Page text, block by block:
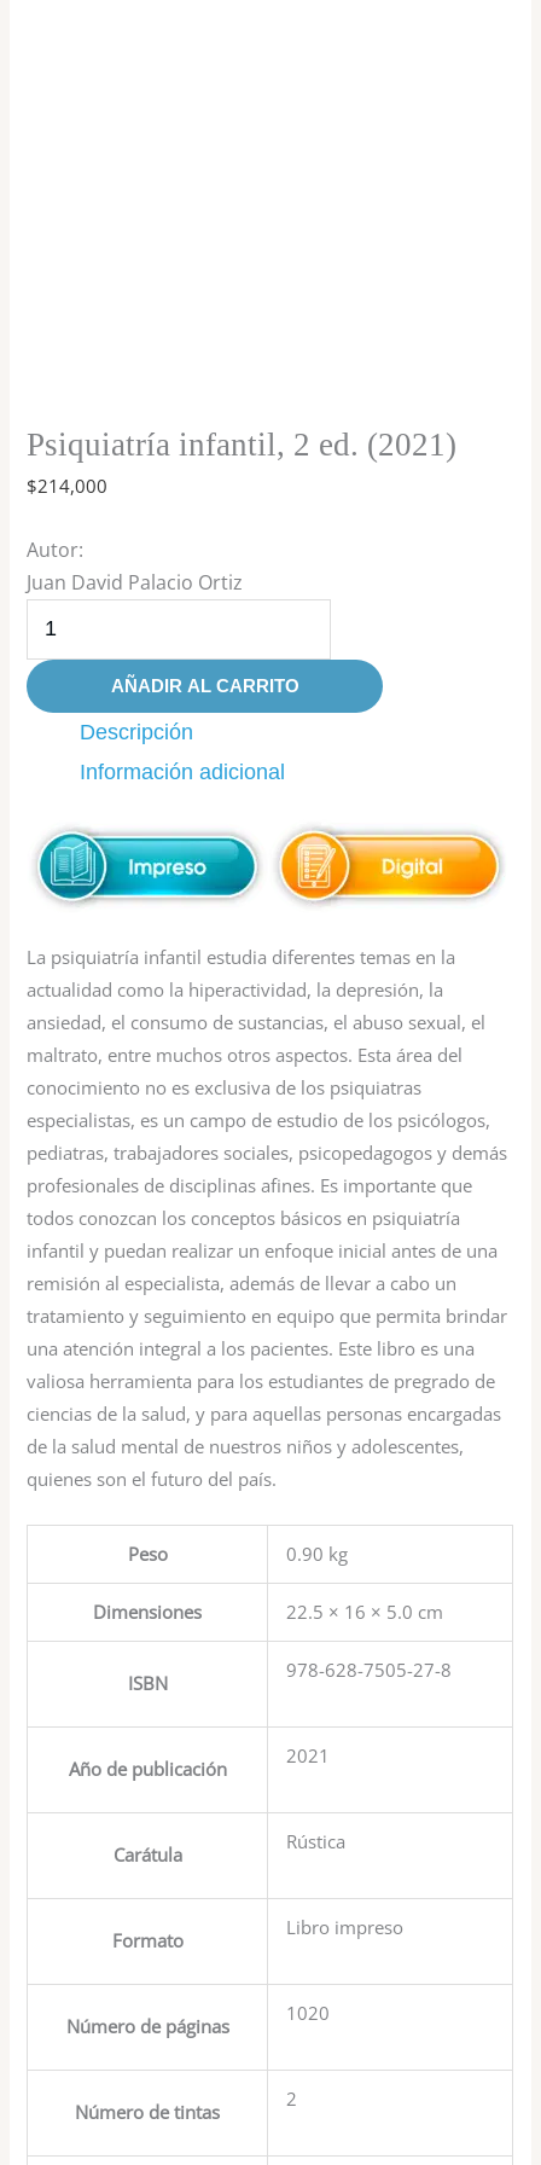
Psiquiatría infantil, 2 ed. (2021)
$214,000
Autor:
Juan David Palacio Ortiz
AÑADIR AL CARRITO
Descripción
Información adicional
La psiquiatría infantil estudia diferentes temas en la
actualidad como la hiperactividad, la depresión, la
ansiedad, el consumo de sustancias, el abuso sexual, el
maltrato, entre muchos otros aspectos. Esta área del
conocimiento no es exclusiva de los psiquiatras
especialistas, es un campo de estudio de los psicólogos,
pediatras, trabajadores sociales, psicopedagogos y demás
profesionales de disciplinas afines. Es importante que
todos conozcan los conceptos básicos en psiquiatría
infantil y puedan realizar un enfoque inicial antes de una
remisión al especialista, además de llevar a cabo un
tratamiento y seguimiento en equipo que permita brindar
una atención integral a los pacientes. Este libro es una
valiosa herramienta para los estudiantes de pregrado de
ciencias de la salud, y para aquellas personas encargadas
de la salud mental de nuestros niños y adolescentes,
quienes son el futuro del país.
Peso 0.90 kg
Dimensiones 22.5 × 16 × 5.0 cm
ISBN
978-628-7505-27-8
Año de publicación
2021
Carátula
Rústica
Formato
Libro impreso
Número de páginas
1020
Número de tintas
2